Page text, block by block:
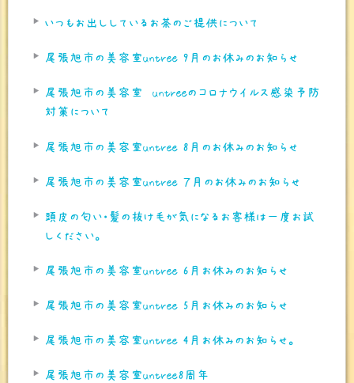
いつもお出ししているお茶のご提供について
尾張旭市の美容室untree 9月のお休みのお知らせ
尾張旭市の美容室 untreeのコロナウイルス感染予防
対策について
尾張旭市の美容室untree 8月のお休みのお知らせ
尾張旭市の美容室untree ７月のお休みのお知らせ
頭皮の匂い・髪の抜け毛が気になるお客様は一度お試
しください。
尾張旭市の美容室untree 6月お休みのお知らせ
尾張旭市の美容室untree 5月お休みのお知らせ
尾張旭市の美容室untree 4月お休みのお知らせ。
尾張旭市の美容室untree8周年